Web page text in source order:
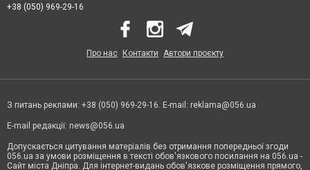
+38 (050) 969-29-16
Про нас Контакти Автори проєкту
З питань реклами: +38 (050) 969-29-16. E-mail: reklama@056.ua
E-mail редакції: news@056.ua
Допускається цитування матеріалів без отримання попередньої згоди
056.ua за умови розміщення в тексті обов'язкового посилання на 056.ua -
Сайт міста Дніпра. Для інтернет-видань обов'язкове розміщення прямого,